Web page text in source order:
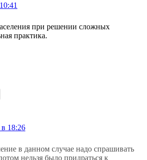
при решении сложных
практика.
в 18:26
в данном случае надо спрашивать
нельзя было придраться к